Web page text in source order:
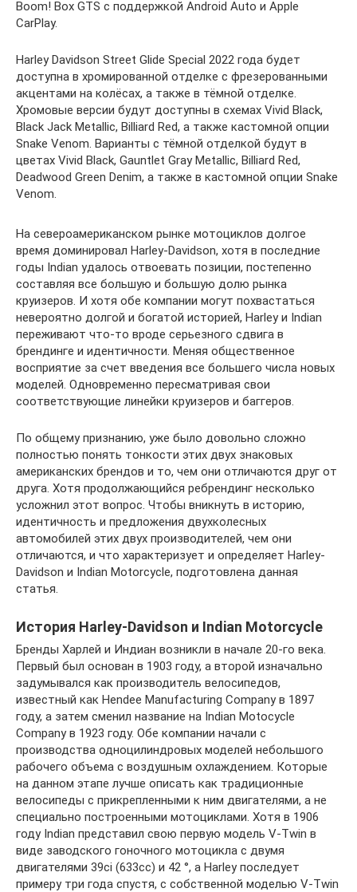
Boom! Box GTS с поддержкой Android Auto и Apple
CarPlay.
Harley Davidson Street Glide Special 2022 года будет
доступна в хромированной отделке с фрезерованными
акцентами на колёсах, а также в тёмной отделке.
Хромовые версии будут доступны в схемах Vivid Black,
Black Jack Metallic, Billiard Red, а также кастомной опции
Snake Venom. Варианты с тёмной отделкой будут в
цветах Vivid Black, Gauntlet Gray Metallic, Billiard Red,
Deadwood Green Denim, а также в кастомной опции Snake
Venom.
На североамериканском рынке мотоциклов долгое
время доминировал Harley-Davidson, хотя в последние
годы Indian удалось отвоевать позиции, постепенно
составляя все большую и большую долю рынка
круизеров. И хотя обе компании могут похвастаться
невероятно долгой и богатой историей, Harley и Indian
переживают что-то вроде серьезного сдвига в
брендинге и идентичности. Меняя общественное
восприятие за счет введения все большего числа новых
моделей. Одновременно пересматривая свои
соответствующие линейки круизеров и баггеров.
По общему признанию, уже было довольно сложно
полностью понять тонкости этих двух знаковых
американских брендов и то, чем они отличаются друг от
друга. Хотя продолжающийся ребрендинг несколько
усложнил этот вопрос. Чтобы вникнуть в историю,
идентичность и предложения двухколесных
автомобилей этих двух производителей, чем они
отличаются, и что характеризует и определяет Harley-
Davidson и Indian Motorcycle, подготовлена данная
статья.
История Harley-Davidson и Indian Motorcycle
Бренды Харлей и Индиан возникли в начале 20-го века.
Первый был основан в 1903 году, а второй изначально
задумывался как производитель велосипедов,
известный как Hendee Manufacturing Company в 1897
году, а затем сменил название на Indian Motocycle
Company в 1923 году. Обе компании начали с
производства одноцилиндровых моделей небольшого
рабочего объема с воздушным охлаждением. Которые
на данном этапе лучше описать как традиционные
велосипеды с прикрепленными к ним двигателями, а не
специально построенными мотоциклами. Хотя в 1906
году Indian представил свою первую модель V-Twin в
виде заводского гоночного мотоцикла с двумя
двигателями 39ci (633cc) и 42 °, а Harley последует
примеру три года спустя, с собственной моделью V-Twin